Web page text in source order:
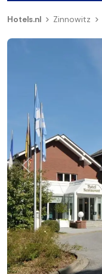
Hotels.nl Zinnowitz